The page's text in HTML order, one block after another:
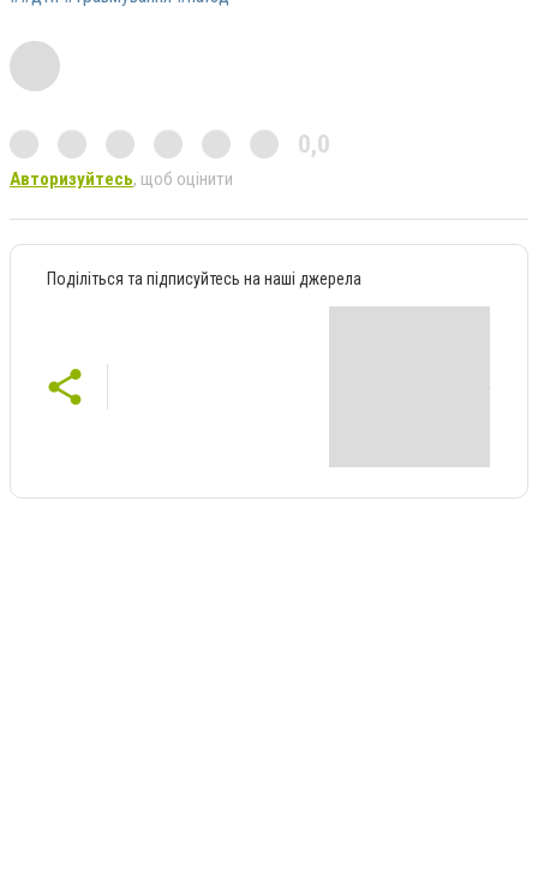
0,0
Авторизуйтесь, щоб оцінити
Поділіться та підписуйтесь на наші джерела